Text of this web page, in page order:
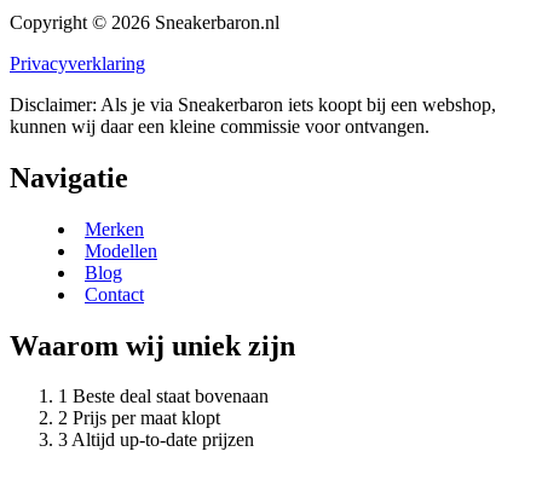
Copyright © 2026 Sneakerbaron.nl
Privacyverklaring
Disclaimer: Als je via Sneakerbaron iets koopt bij een webshop,
kunnen wij daar een kleine commissie voor ontvangen.
Navigatie
Merken
Modellen
Blog
Contact
Waarom wij uniek zijn
Beste deal staat bovenaan
Prijs per maat klopt
Altijd up-to-date prijzen